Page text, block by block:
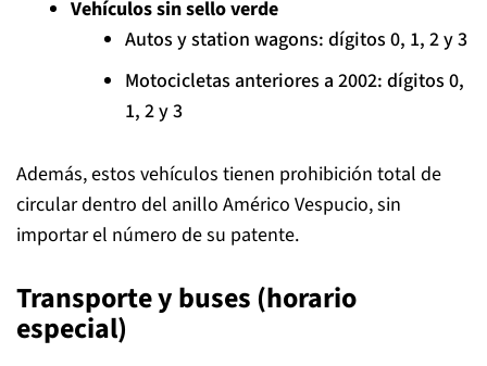
Vehículos sin sello verde
Autos y station wagons: dígitos 0, 1, 2 y 3
Motocicletas anteriores a 2002: dígitos 0,
1, 2 y 3
Además, estos vehículos tienen prohibición total de
circular dentro del anillo Américo Vespucio, sin
importar el número de su patente.
Transporte y buses (horario
especial)